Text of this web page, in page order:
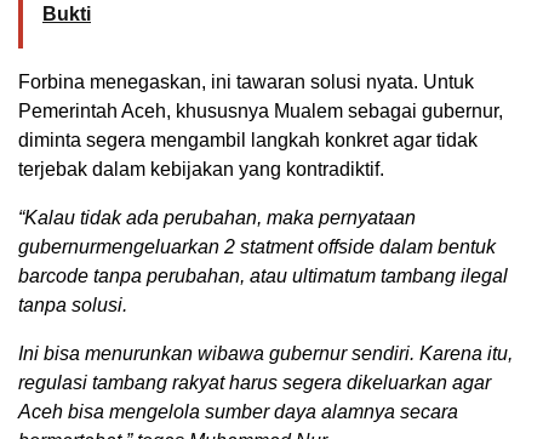
Bukti
Forbina menegaskan, ini tawaran solusi nyata. Untuk
Pemerintah Aceh, khususnya Mualem sebagai gubernur,
diminta segera mengambil langkah konkret agar tidak
terjebak dalam kebijakan yang kontradiktif.
“Kalau tidak ada perubahan, maka pernyataan
gubernurmengeluarkan 2 statment offside dalam bentuk
barcode tanpa perubahan, atau ultimatum tambang ilegal
tanpa solusi.
Ini bisa menurunkan wibawa gubernur sendiri. Karena itu,
regulasi tambang rakyat harus segera dikeluarkan agar
Aceh bisa mengelola sumber daya alamnya secara